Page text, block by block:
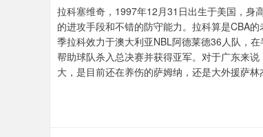
拉科塞维奇，1997年12月31日出生于美国，身
的进攻手段和不错的防守能力。拉科算是CBA
季拉科效力于澳大利亚NBL阿德莱德36人队，
帮助球队杀入总决赛并获得亚军。对于广东来
大，是目前还在养伤的萨姆纳，还是大外援萨林